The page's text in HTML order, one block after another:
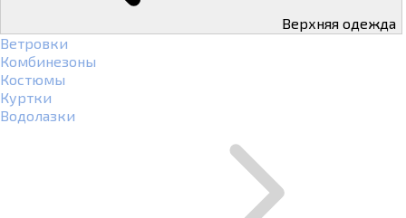
Верхняя одежда
Ветровки
Комбинезоны
Костюмы
Куртки
Водолазки